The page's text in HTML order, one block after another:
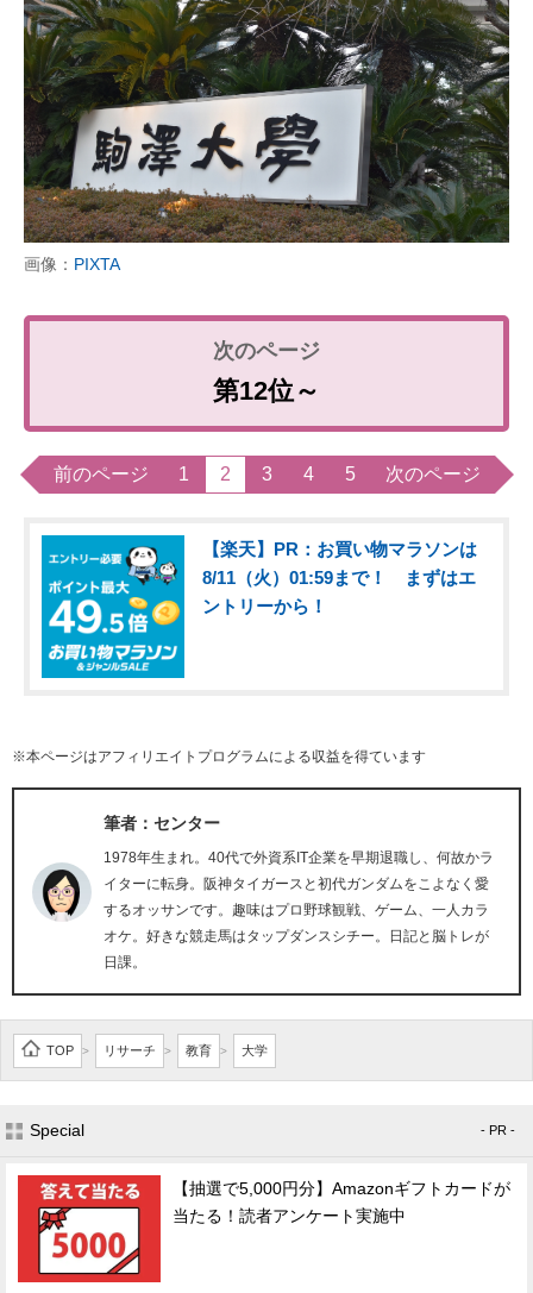
画像： PIXTA
第12位～
前のページ 1 2 3 4 5 次のページ
【楽天】PR：お買い物マラソンは
8/11（火）01:59まで！ まずはエ
ントリーから！
※本ページはアフィリエイトプログラムによる収益を得ています
筆者：センター
1978年生まれ。40代で外資系IT企業を早期退職し、何故かラ
イターに転身。阪神タイガースと初代ガンダムをこよなく愛
するオッサンです。趣味はプロ野球観戦、ゲーム、一人カラ
オケ。好きな競走馬はタップダンスシチー。日記と脳トレが
日課。
TOP > リサーチ > 教育 > 大学
Special - PR -
【抽選で5,000円分】Amazonギフトカードが
当たる！読者アンケート実施中